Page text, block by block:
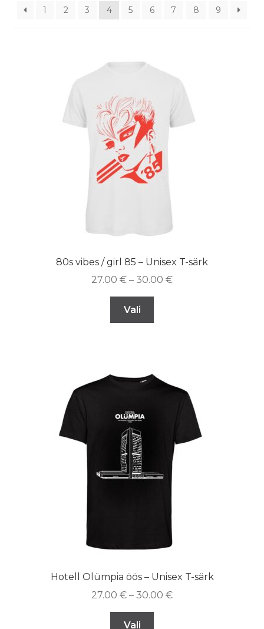
1 2 3 4 5 6 7 8 9
80s vibes / girl 85 – Unisex T-särk
27.00 € – 30.00 €
Vali
Hotell Olümpia öös – Unisex T-särk
27.00 € – 30.00 €
Vali